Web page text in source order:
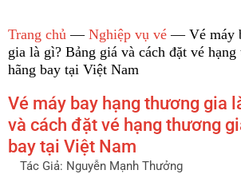
Trang chủ — Nghiệp vụ vé — Vé máy
gia là gì? Bảng giá và cách đặt vé
hãng bay tại Việt Nam
Vé máy bay hạng thương gia
và cách đặt vé hạng thương
bay tại Việt Nam
Tác Giả: Nguyễn Mạnh Thưởng